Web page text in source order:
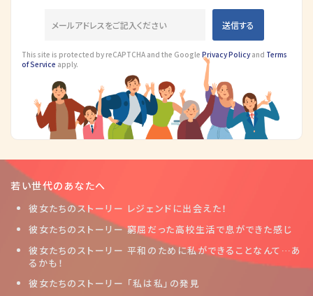
This site is protected by reCAPTCHA and the Google Privacy Policyand Terms
of Service apply.
若い世代のあなたへ
彼女たちのストーリー レジェンドに出会えた！
彼女たちのストーリー 窮屈だった高校生活で息ができた感じ
彼女たちのストーリー 平和のために私ができることなんて…あ
るかも！
彼女たちのストーリー 「私は私」の発見